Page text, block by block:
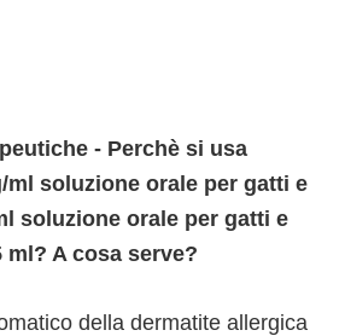
- Perchè si usa
ml soluzione orale per gatti e
soluzione orale per gatti e
ml? A cosa serve?
della dermatite allergica